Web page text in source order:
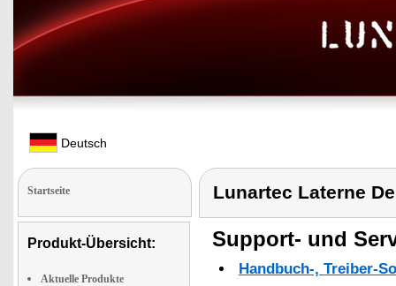
Deutsch
Startseite
Produkt-Übersicht:
Aktuelle Produkte
Lunartec Laterne
Support- und
Handbuch-, Treiber-